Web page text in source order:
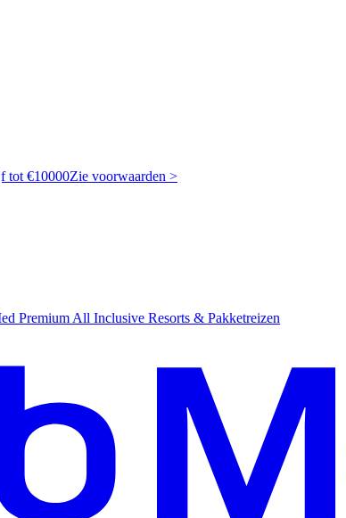
tot €10000Zie voorwaarden >
Premium All Inclusive Resorts & Pakketreizen